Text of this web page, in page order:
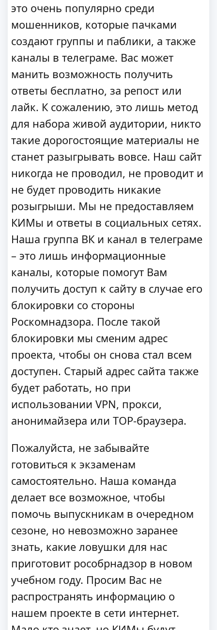
это очень популярно среди
мошенников, которые пачками
создают группы и паблики, а также
каналы в телеграме. Вас может
манить возможность получить
ответы бесплатно, за репост или
лайк. К сожалению, это лишь метод
для набора живой аудитории, никто
такие дорогостоящие материалы не
станет разыгрывать вовсе. Наш сайт
никогда не проводил, не проводит и
не будет проводить никакие
розыгрыши. Мы не предоставляем
КИМы и ответы в социальных сетях.
Наша группа ВК и канал в телеграме
– это лишь информационные
каналы, которые помогут Вам
получить доступ к сайту в случае его
блокировки со стороны
Роскомнадзора. После такой
блокировки мы сменим адрес
проекта, чтобы он снова стал всем
доступен. Старый адрес сайта также
будет работать, но при
использовании VPN, прокси,
анонимайзера или ТОР-браузера.
Пожалуйста, не забывайте
готовиться к экзаменам
самостоятельно. Наша команда
делает все возможное, чтобы
помочь выпускникам в очередном
сезоне, но невозможно заранее
знать, какие ловушки для нас
приготовит рособрнадзор в новом
учебном году. Просим Вас не
распространять информацию о
нашем проекте в сети интернет.